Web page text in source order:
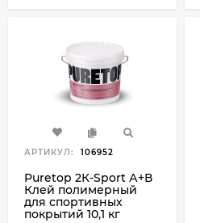
АРТИКУЛ: 106952
Puretop 2К-Sport А+В
Клей полимерный
для спортивных
покрытий 10,1 кг